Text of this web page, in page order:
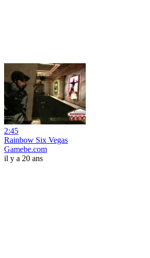
2:45
Rainbow Six Vegas
Gamebe.com
il y a 20 ans